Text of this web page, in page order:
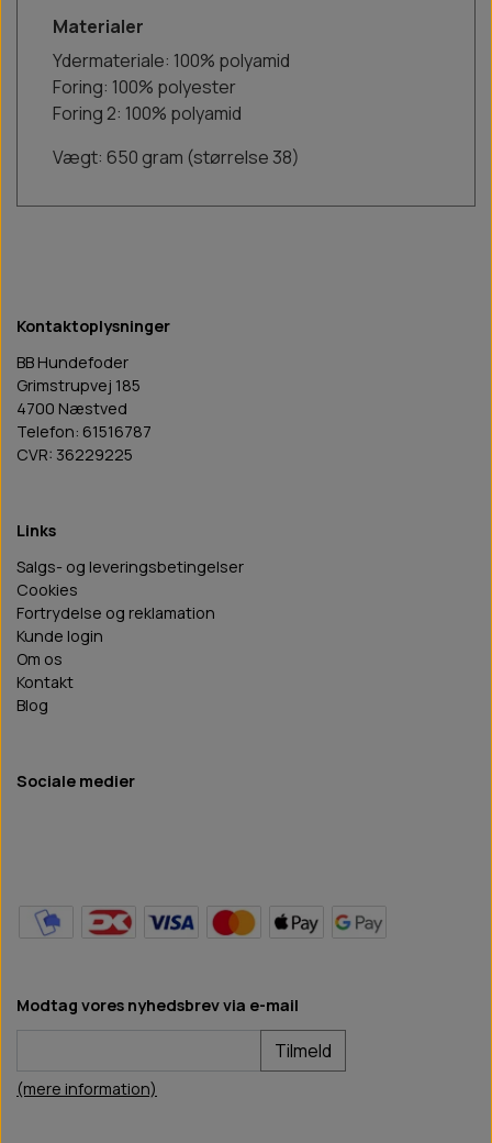
Materialer
Ydermateriale: 100% polyamid
Foring: 100% polyester
Foring 2: 100% polyamid
Vægt: 650 gram (størrelse 38)
Kontaktoplysninger
BB Hundefoder
Grimstrupvej 185
4700 Næstved
Telefon: 61516787
CVR: 36229225
Links
Salgs- og leveringsbetingelser
Cookies
Fortrydelse og reklamation
Kunde login
Om os
Kontakt
Blog
Sociale medier
Modtag vores nyhedsbrev via e-mail
Tilmeld
(mere information)